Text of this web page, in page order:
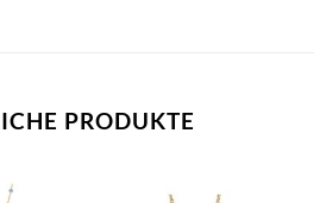
PRODUKTE